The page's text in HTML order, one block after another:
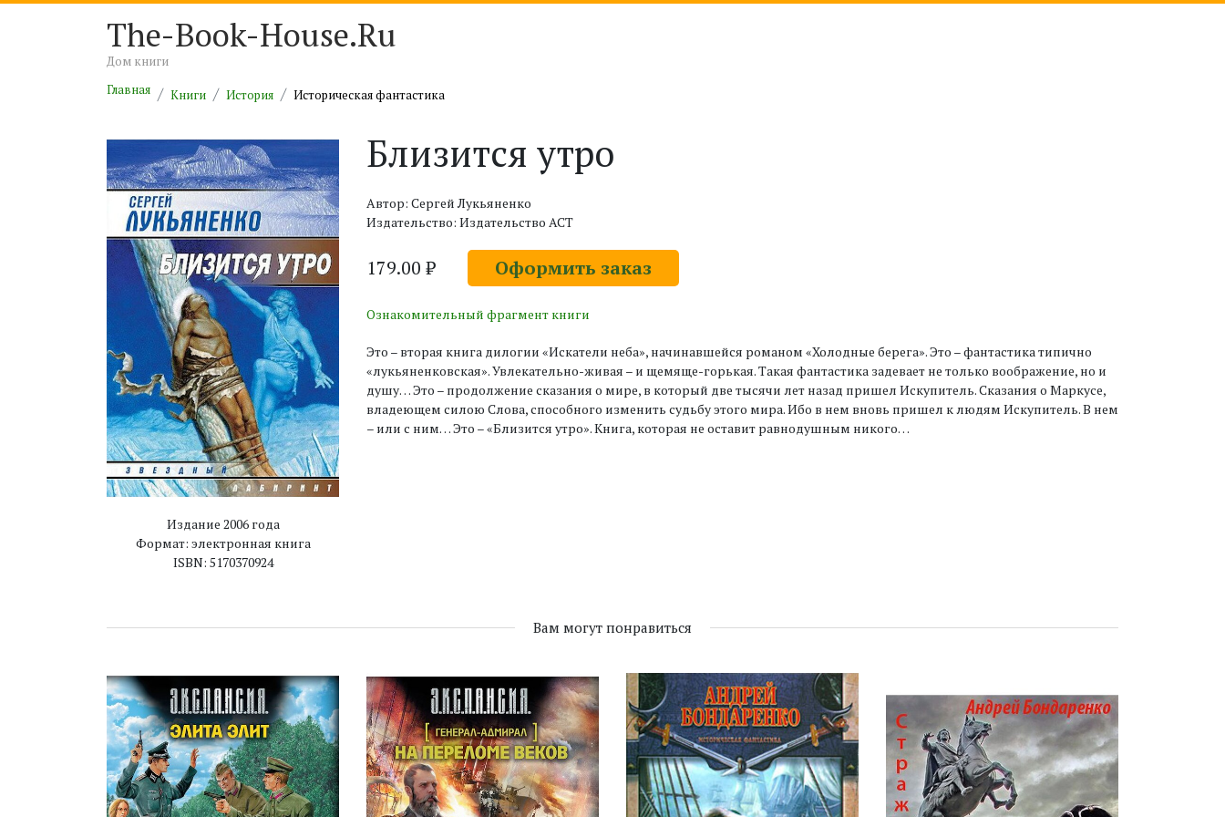
The-Book-House.Ru
Дом книги
Главная
Книги История Историческая фантастика
Издание 2006 года
Формат: электронная книга
ISBN: 5170370924
Близится утро
Автор: Сергей Лукьяненко
Издательство: Издательство АСТ
179.00 ₽ Оформить заказ
Ознакомительный фрагмент книги
Это – вторая книга дилогии «Искатели неба», начинавшейся романом «Холодные берега». Это – фантастика типично
«лукьяненковская». Увлекательно-живая – и щемяще-горькая. Такая фантастика задевает не только воображение, но и
душу… Это – продолжение сказания о мире, в который две тысячи лет назад пришел Искупитель. Сказания о Маркусе,
владеющем силою Слова, способного изменить судьбу этого мира. Ибо в нем вновь пришел к людям Искупитель. В нем
– или с ним… Это – «Близится утро». Книга, которая не оставит равнодушным никого…
Вам могут понравиться